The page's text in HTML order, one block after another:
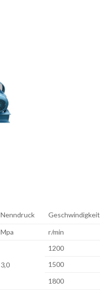
Nenndruck Geschwindigkeit
Mpa r/min
3,0
1200
1500
1800